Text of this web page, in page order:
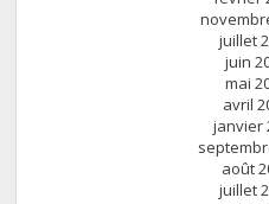
juillet
juin
mai
avril
janvier
août
juillet